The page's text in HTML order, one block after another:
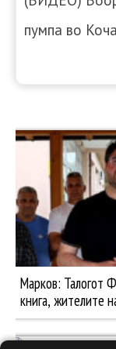
пумпа во